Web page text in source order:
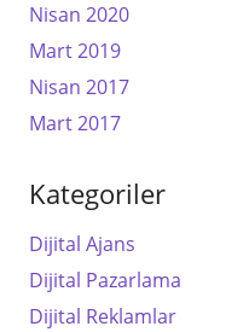
Nisan 2020
Mart 2019
Nisan 2017
Mart 2017
Kategoriler
Dijital Ajans
Dijital Pazarlama
Dijital Reklamlar